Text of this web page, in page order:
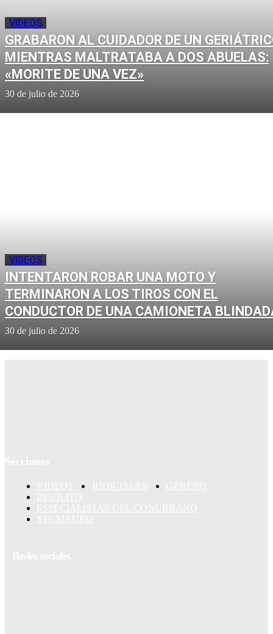
VIDEOS
GRABARON AL CUIDADOR DE UN
MIENTRAS MALTRATABA A DOS ABUELAS:
«MORITE DE UNA VEZ»
30 de julio de 2026
VIDEOS
INTENTARON ROBAR UNA MOTO Y
TERMINARON A LOS TIROS CON EL
CONDUCTOR DE UNA CAMIONETA
30 de julio de 2026